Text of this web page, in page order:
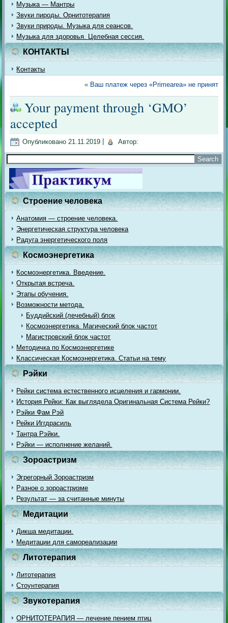
Музыка — Мантры
Звуки пироды. Орнитотерапия
Звуки природы. Музыка для сеансов.
Музыка для здоровья. Целебная сессия.
КОНТАКТЫ
Контакты
« Ваш платеж через «Primearea» не принят
Your payment through ‘GMO’
accepted
Опубликовано 21.11.2019 Автор:
Строение человека
Анатомия — строение человека.
Энергетическая структура человека
Радуга энергетического поля
Космоэнергетика
Космоэнергетика. Введение.
Открытая встреча.
Этапы обучения.
Возможности метода.
Буддийский (лечебный) блок
Космоэнергетика. Магический блок частот
Магистровский блок частот
Методичка по Космоэнергетике
Классическая Космоэнергетика. Статьи на тему
Рэйки
Рейки система естественного исцеления и гармонии.
История Рейки: Как выглядела Оригинальная Система Рейки?
Рэйки Фам Рэй
Рейки Иггдрасиль
Тантра Рэйки.
Рэйки — исполнение желаний.
Зороастризм
Эгрегорный Зороастризм
Разное о зороастризме
Результат — за считанные минуты
Медитации
Дикша медитации.
Медитации для самореализации
Литотерапия
Литотерапия
Стоунтерапия
Звукотерапия
ОРНИТОТЕРАПИЯ — лечение пением птиц